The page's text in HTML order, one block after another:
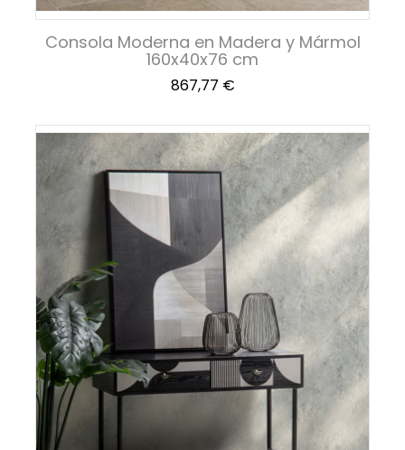
Consola Moderna en Madera y Mármol
160x40x76 cm
Precio
867,77 €